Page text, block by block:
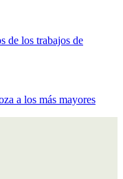
de los trabajos de
a los más mayores